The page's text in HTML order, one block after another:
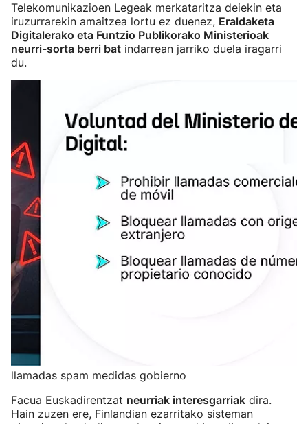
Telekomunikazioen Legeak merkataritza deiekin eta
iruzurrarekin amaitzea lortu ez duenez, Eraldaketa
Digitalerako eta Funtzio Publikorako Ministerioak
neurri-sorta berri bat indarrean jarriko duela iragarri
du.
llamadas spam medidas gobierno
Facua Euskadirentzat neurriak interesgarriak dira.
Hain zuzen ere, Finlandian ezarritako sisteman